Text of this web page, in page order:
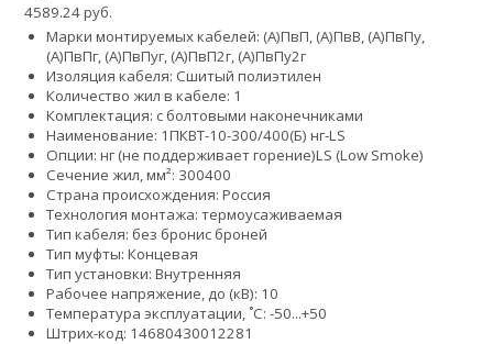
4589.24 руб.
Марки монтируемых кабелей: (А)ПвП, (А)ПвВ, (А)ПвПу,
(А)ПвПг, (А)ПвПуг, (А)ПвП2г, (А)ПвПу2г
Изоляция кабеля: Сшитый полиэтилен
Количество жил в кабеле: 1
Комплектация: с болтовыми наконечниками
Наименование: 1ПКВТ-10-300/400(Б) нг-LS
Опции: нг (не поддерживает горение)LS (Low Smoke)
Сечение жил, мм²: 300400
Страна происхождения: Россия
Технология монтажа: термоусаживаемая
Тип кабеля: без бронис броней
Тип муфты: Концевая
Тип установки: Внутренняя
Рабочее напряжение, до (кВ): 10
Температура эксплуатации, ˚С: -50...+50
Штрих-код: 14680430012281